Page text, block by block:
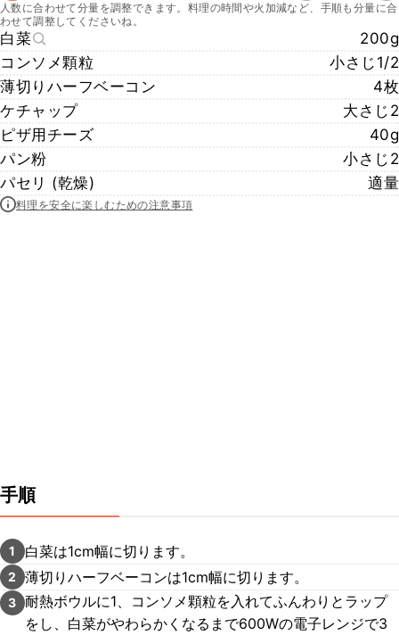
人数に合わせて分量を調整できます。料理の時間や火加減など、手順も分量に合
わせて調整してくださいね。
白菜
200g
コンソメ顆粒
小さじ1/2
薄切りハーフベーコン
4枚
ケチャップ
大さじ2
ピザ用チーズ
40g
パン粉
小さじ2
パセリ (乾燥)
適量
料理を安全に楽しむための注意事項
手順
1 白菜は1cm幅に切ります。
2 薄切りハーフベーコンは1cm幅に切ります。
3 耐熱ボウルに1、コンソメ顆粒を入れてふんわりとラップ
をし、白菜がやわらかくなるまで600Wの電子レンジで3